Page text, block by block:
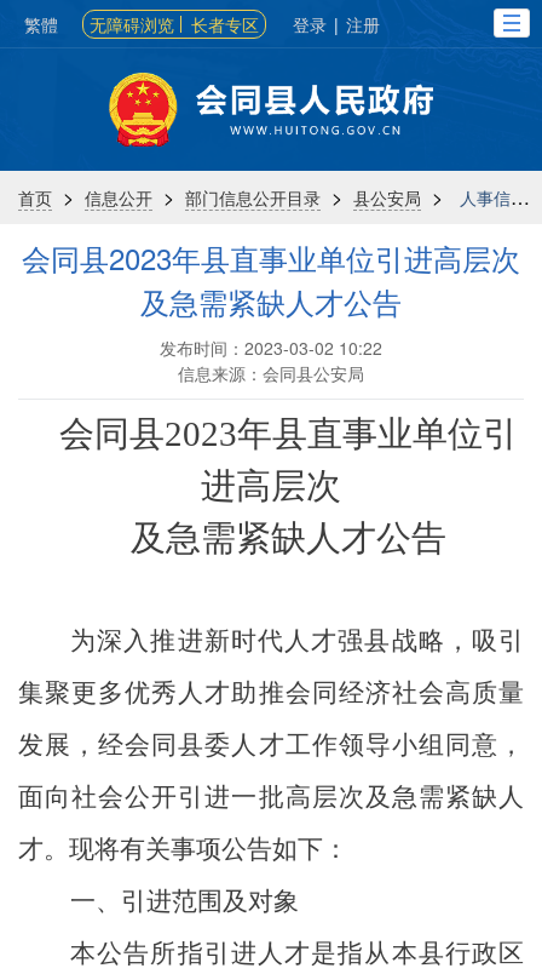
繁體 无障碍浏览 长者专区 登录 | 注册
首页 > 信息公开 > 部门信息公开目录 > 县公安局 > 人事信息
会同县2023年县直事业单位引进高层次
及急需紧缺人才公告
发布时间：2023-03-02 10:22
信息来源：会同县公安局
会同县2023年县直事业单位引
进高层次
及急需紧缺人才公告
为深入推进新时代人才强县战略，吸引
集聚更多优秀人才助推会同经济社会高质量
发展，经会同县委人才工作领导小组同意，
面向社会公开引进一批高层次及急需紧缺人
才。现将有关事项公告如下：
一、引进范围及对象
本公告所指引进人才是指从本县行政区